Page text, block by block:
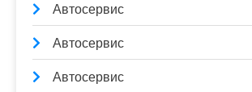
Автосервис
Автосервис
Автосервис